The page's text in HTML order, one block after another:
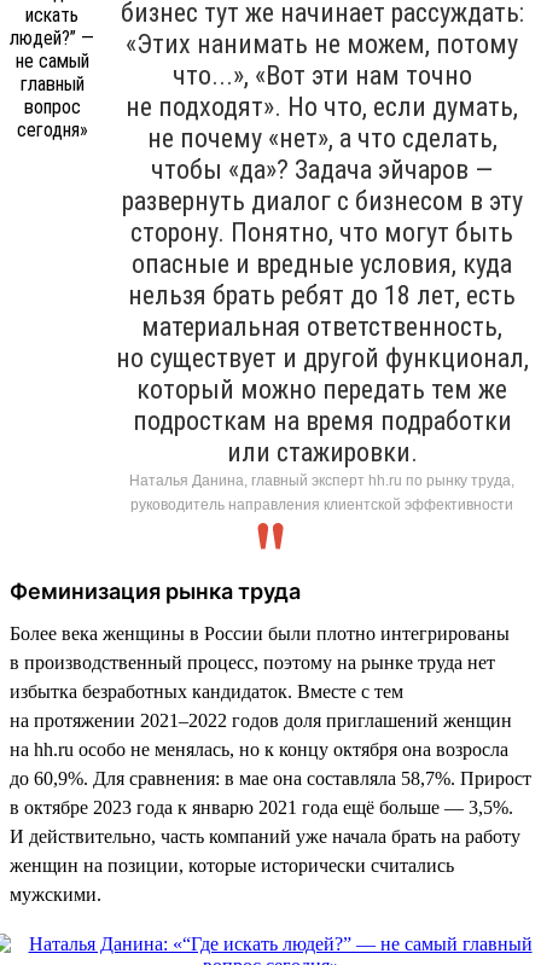
бизнес тут же начинает рассуждать:
«Этих нанимать не можем, потому
что...», «Вот эти нам точно
не подходят». Но что, если думать,
не почему «нет», а что сделать,
чтобы «да»? Задача эйчаров —
развернуть диалог с бизнесом в эту
сторону. Понятно, что могут быть
опасные и вредные условия, куда
нельзя брать ребят до 18 лет, есть
материальная ответственность,
но существует и другой функционал,
который можно передать тем же
подросткам на время подработки
или стажировки.
Наталья Данина, главный эксперт hh.ru по рынку труда,
руководитель направления клиентской эффективности
Феминизация рынка труда
Более века женщины в России были плотно интегрированы
в производственный процесс, поэтому на рынке труда нет
избытка безработных кандидаток. Вместе с тем
на протяжении 2021–2022 годов доля приглашений женщин
на hh.ru особо не менялась, но к концу октября она возросла
до 60,9%. Для сравнения: в мае она составляла 58,7%. Прирост
в октябре 2023 года к январю 2021 года ещё больше — 3,5%.
И действительно, часть компаний уже начала брать на работу
женщин на позиции, которые исторически считались
мужскими.